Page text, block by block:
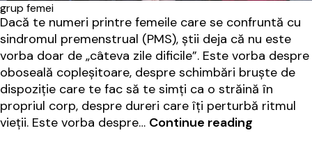
grup femei
Dacă te numeri printre femeile care se confruntă cu
sindromul premenstrual (PMS), știi deja că nu este
vorba doar de „câteva zile dificile”. Este vorba despre
oboseală copleșitoare, despre schimbări bruște de
dispoziție care te fac să te simți ca o străină în
propriul corp, despre dureri care îți perturbă ritmul
vieții. Este vorba despre… Continue reading